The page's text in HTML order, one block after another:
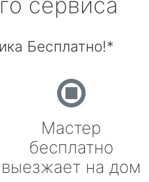
Бесплатно!*
Мастер
бесплатно
выезжает на дом